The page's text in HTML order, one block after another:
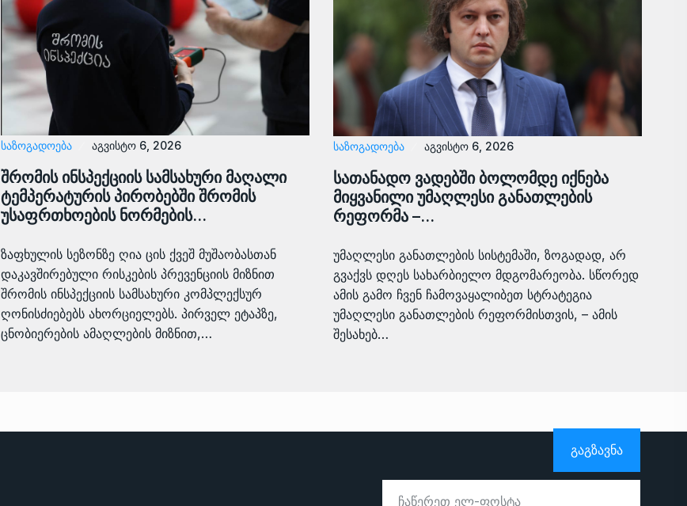
ᲡᲐᲖᲝᲒᲐᲓᲝᲔᲑᲐ აგვისტო 6, 2026
შრომის ინსპექციის სამსახური მაღალი
ტემპერატურის პირობებში შრომის
უსაფრთხოების ნორმების…
ზაფხულის სეზონზე ღია ცის ქვეშ მუშაობასთან
დაკავშირებული რისკების პრევენციის მიზნით
შრომის ინსპექციის სამსახური კომპლექსურ
ღონისძიებებს ახორციელებს. პირველ ეტაპზე,
ცნობიერების ამაღლების მიზნით,…
ᲡᲐᲖᲝᲒᲐᲓᲝᲔᲑᲐ აგვისტო 6, 2026
სათანადო ვადებში ბოლომდე იქნება
მიყვანილი უმაღლესი განათლების
რეფორმა –…
უმაღლესი განათლების სისტემაში, ზოგადად, არ
გვაქვს დღეს სახარბიელო მდგომარეობა. სწორედ
ამის გამო ჩვენ ჩამოვაყალიბეთ სტრატეგია
უმაღლესი განათლების რეფორმისთვის, – ამის
შესახებ…
ᲒᲐᲒᲖᲐᲕᲜᲐ